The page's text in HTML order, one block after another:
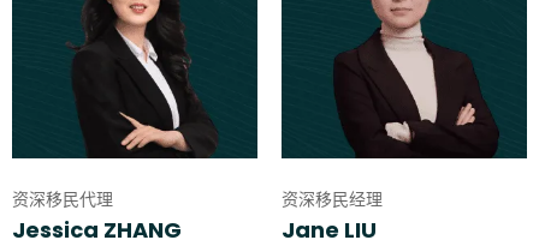
资深移民代理
Jessica ZHANG
资深移民经理
Jane LIU